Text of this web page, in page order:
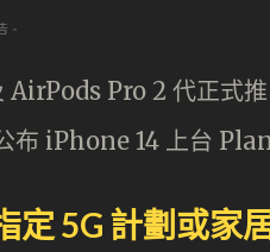
-
Pro 2 代正式推
布 iPhone 14 上台
5G 計劃或家